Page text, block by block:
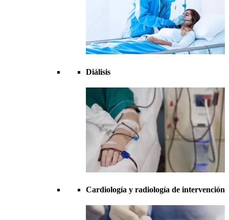
Diálisis
Cardiología y radiología de intervención